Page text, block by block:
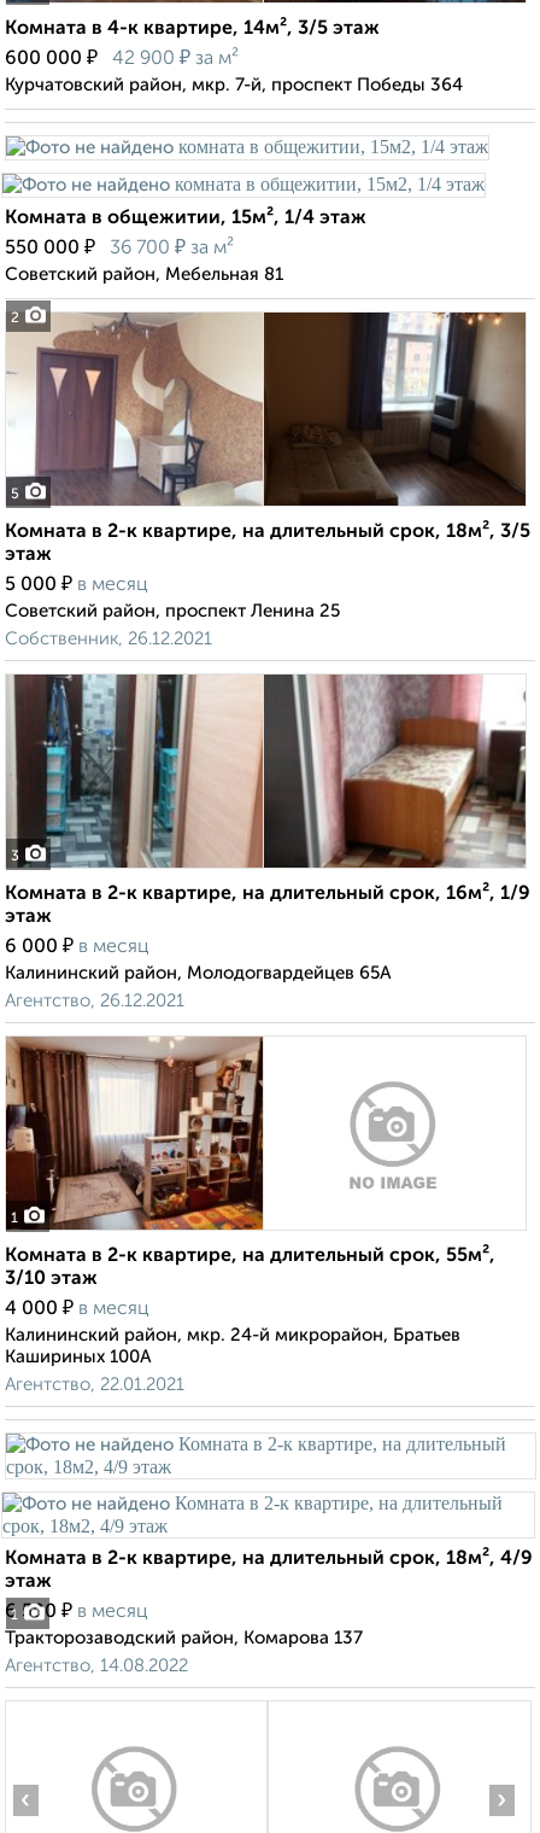
Комната в 4-к квартире, 14м², 3/5 этаж
600 000 ₽ 42 900 ₽ за м²
Курчатовский район, мкр. 7-й, проспект Победы 364
2
Комната в общежитии, 15м², 1/4 этаж
550 000 ₽ 36 700 ₽ за м²
Советский район, Мебельная 81
5
Комната в 2-к квартире, на длительный срок, 18м², 3/5
этаж
5 000 ₽ в месяц
Советский район, проспект Ленина 25
Собственник, 26.12.2021
3
Комната в 2-к квартире, на длительный срок, 16м², 1/9
этаж
6 000 ₽ в месяц
Калининский район, Молодогвардейцев 65А
Агентство, 26.12.2021
1
Комната в 2-к квартире, на длительный срок, 55м²,
3/10 этаж
4 000 ₽ в месяц
Калининский район, мкр. 24-й микрорайон, Братьев
Кашириных 100А
Агентство, 22.01.2021
1
Комната в 2-к квартире, на длительный срок, 18м², 4/9
этаж
6 500 ₽ в месяц
Тракторозаводский район, Комарова 137
Агентство, 14.08.2022
‹ ›